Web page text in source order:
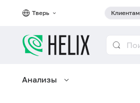
Тверь Клиентам
Анализы